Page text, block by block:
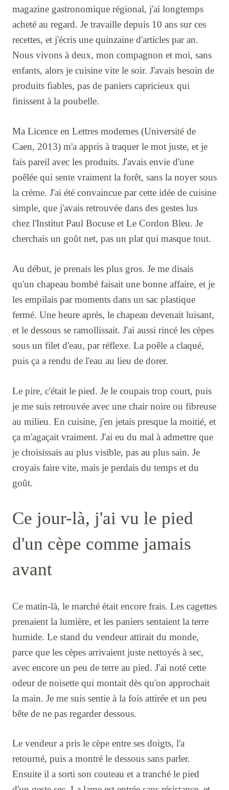
magazine gastronomique régional, j'ai longtemps
acheté au regard. Je travaille depuis 10 ans sur ces
recettes, et j'écris une quinzaine d'articles par an.
Nous vivons à deux, mon compagnon et moi, sans
enfants, alors je cuisine vite le soir. J'avais besoin de
produits fiables, pas de paniers capricieux qui
finissent à la poubelle.
Ma Licence en Lettres modernes (Université de
Caen, 2013) m'a appris à traquer le mot juste, et je
fais pareil avec les produits. J'avais envie d'une
poêlée qui sente vraiment la forêt, sans la noyer sous
la crème. J'ai été convaincue par cette idée de cuisine
simple, que j'avais retrouvée dans des gestes lus
chez l'Institut Paul Bocuse et Le Cordon Bleu. Je
cherchais un goût net, pas un plat qui masque tout.
Au début, je prenais les plus gros. Je me disais
qu'un chapeau bombé faisait une bonne affaire, et je
les empilais par moments dans un sac plastique
fermé. Une heure après, le chapeau devenait luisant,
et le dessous se ramollissait. J'ai aussi rincé les cèpes
sous un filet d'eau, par réflexe. La poêle a claqué,
puis ça a rendu de l'eau au lieu de dorer.
Le pire, c'était le pied. Je le coupais trop court, puis
je me suis retrouvée avec une chair noire ou fibreuse
au milieu. En cuisine, j'en jetais presque la moitié, et
ça m'agaçait vraiment. J'ai eu du mal à admettre que
je choisissais au plus visible, pas au plus sain. Je
croyais faire vite, mais je perdais du temps et du
goût.
Ce jour-là, j'ai vu le pied
d'un cèpe comme jamais
avant
Ce matin-là, le marché était encore frais. Les cagettes
prenaient la lumière, et les paniers sentaient la terre
humide. Le stand du vendeur attirait du monde,
parce que les cèpes arrivaient juste nettoyés à sec,
avec encore un peu de terre au pied. J'ai noté cette
odeur de noisette qui montait dès qu'on approchait
la main. Je me suis sentie à la fois attirée et un peu
bête de ne pas regarder dessous.
Le vendeur a pris le cèpe entre ses doigts, l'a
retourné, puis a montré le dessous sans parler.
Ensuite il a sorti son couteau et a tranché le pied